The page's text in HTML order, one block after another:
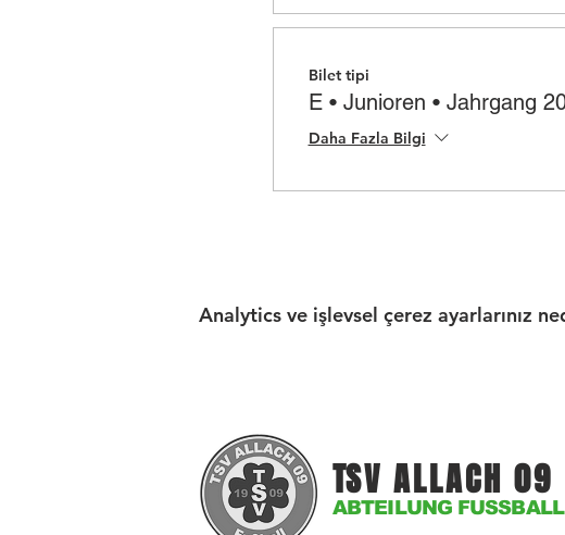
Bilet tipi
E • Junioren • Jahrgang
Daha Fazla Bilgi
Analytics ve işlevsel çerez ayarlarınız
TSV ALLACH 09
ABTEILUNG FUSSBALL